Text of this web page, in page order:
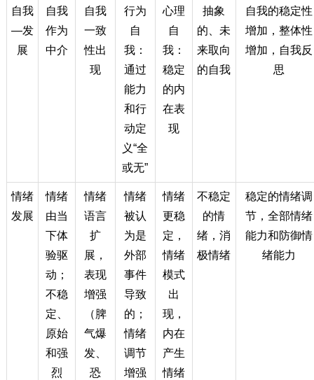
自我
—发
展
自我
作为
中介
自我
一致
性出
现
行为
自
我：
通过
能力
和行
动定
义“全
或无”
心理
自
我：
稳定
的内
在表
现
抽象
的、未
来取向
的自我
自我的稳定性
增加，整体性
增加，自我反
思
情绪
发展
情绪
由当
下体
验驱
动；
不稳
定、
原始
和强
烈
情绪
语言
扩
展，
表现
增强
（脾
气爆
发、
恐
情绪
被认
为是
外部
事件
导致
的；
情绪
调节
增强
情绪
更稳
定，
情绪
模式
出
现，
内在
产生
情绪
不稳定
的情
绪，消
极情绪
稳定的情绪调
节，全部情绪
能力和防御情
绪能力